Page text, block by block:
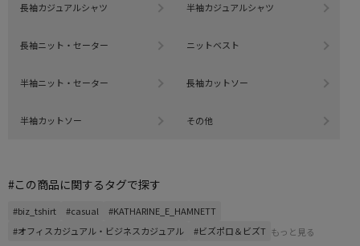
長袖カジュアルシャツ 半袖カジュアルシャツ
長袖ニット・セーター ニットベスト
半袖ニット・セーター 長袖カットソー
半袖カットソー その他
#この商品に関するタグで探す
#biz_tshirt #casual
#KATHARINE_E_HAMNETT
#オフィスカジュアル・ビジネスカジュアル
#ビズポロ＆ビズT もっと見る